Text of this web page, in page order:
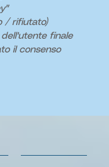
/ rifiutato)
finale
il consenso